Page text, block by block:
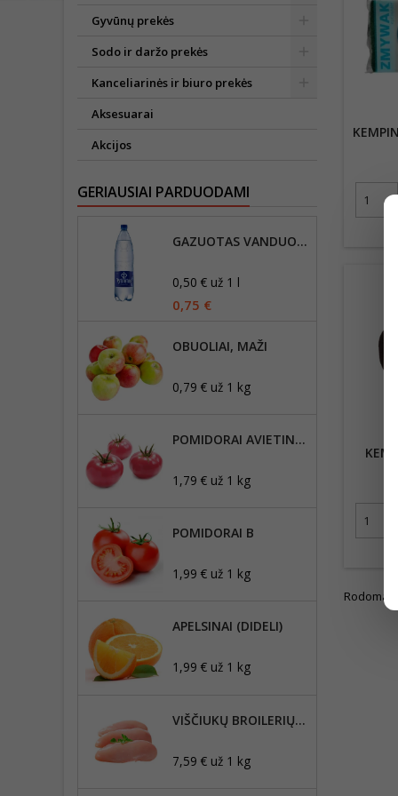
Gyvūnų prekės
Sodo ir daržo prekės
Kanceliarinės ir biuro prekės
Aksesuarai
Akcijos
GERIAUSIAI PARDUODAMI
GAZUOTAS VANDUO VYTAUTAS, 1,5L
0,50 € už 1 l
0,75 €
OBUOLIAI, MAŽI
0,79 € už 1 kg
POMIDORAI AVIETINIAI B+
1,79 € už 1 kg
POMIDORAI B
1,99 € už 1 kg
APELSINAI (DIDELI)
1,99 € už 1 kg
VIŠČIUKŲ BROILERIŲ MAŽOJI FILĖ, ŠVIEŽIA
7,59 € už 1 kg
Rodoma